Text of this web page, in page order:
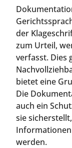
der
zum Urteil,
verfasst. Dies
bietet eine
Die
auch ein
sie
werden.